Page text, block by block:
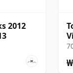
2012